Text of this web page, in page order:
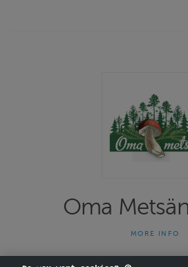
Oma
on asiantuntemuksella kerättyjä ja
MORE INFO